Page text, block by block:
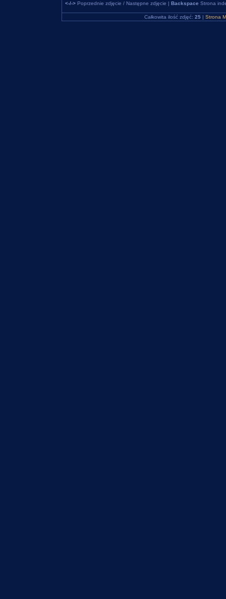
<-/->Poprzednie zdjęcie / Następne zdjęcie | Backspace Strona
Całkowita ilość zdjęć: 25 | Strona